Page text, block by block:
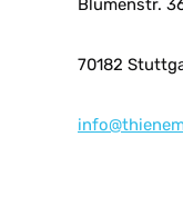
Blumenstr.
70182